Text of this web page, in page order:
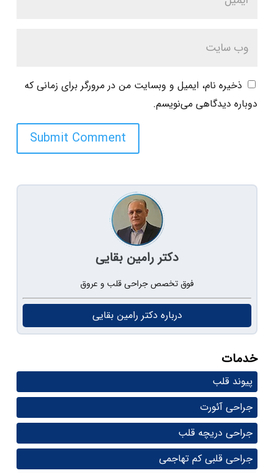
دکتر رامین بقایی
فوق تخصص جراحی قلب و عروق
درباره دکتر رامین بقایی
خدمات
پیوند قلب
جراحی آئورت
جراحی دریچه قلب
جراحی قلبی کم تهاجمی
ذخیره نام، ایمیل و وبسایت من در مرورگر برای زمانی که
دوباره دیدگاهی می‌نویسم.
Submit Comment